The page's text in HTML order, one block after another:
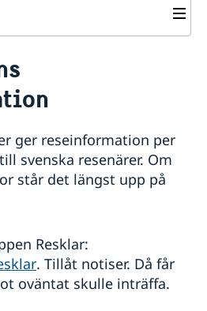
katastrofer
säkerhet
ger reseinformation per
svenska resenärer. Om
står det längst upp på
Resklar:
. Tillåt notiser. Då får
oväntat skulle inträffa.